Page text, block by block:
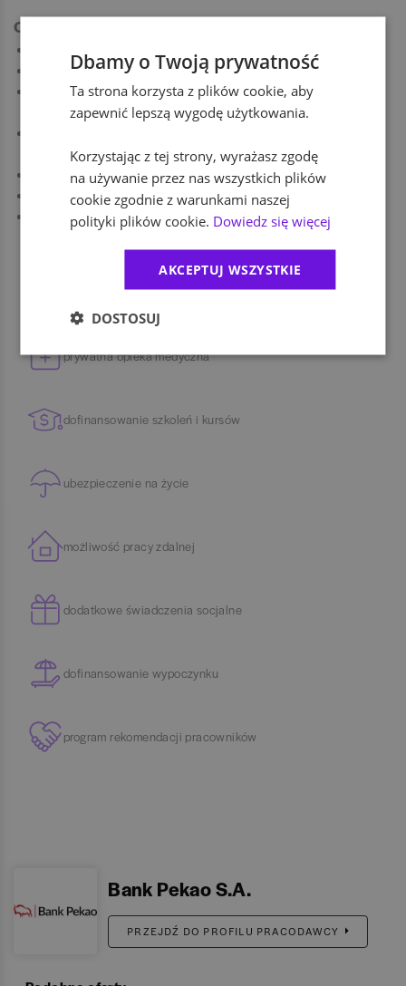
Oferujemy Ci:
Premię uzależnioną od wyników i zaangażowania.
Prywatną opiekę medyczną dla Ciebie i Twojej rodziny na
preferencyjnych warunkach.
warunkach.
System szkoleń i programów rozwojowych.
Dostęp do Wewnętrznej Giełdy Pracy.
Przyjazną atmosferę w pracy.
dofinansowanie zajęć sportowych
prywatna opieka medyczna
dofinansowanie szkoleń i kursów
ubezpieczenie na życie
możliwość pracy zdalnej
dodatkowe świadczenia socjalne
dofinansowanie wypoczynku
program rekomendacji pracowników
Bank Pekao S.A.
PRZEJDŹ DO PROFILU PRACODAWCY
Dbamy o Twoją prywatność
Ta strona korzysta z plików cookie, aby
zapewnić lepszą wygodę użytkowania.
Korzystając z tej strony, wyrażasz zgodę
na używanie przez nas wszystkich plików
cookie zgodnie z warunkami naszej
polityki plików cookie. Dowiedz się więcej
AKCEPTUJ WSZYSTKIE
DOSTOSUJ